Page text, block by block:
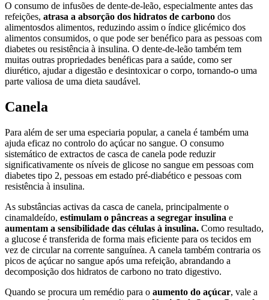
O consumo de infusões de dente-de-leão, especialmente antes das
refeições, atrasa a absorção dos hidratos de carbono dos
alimentosdos alimentos, reduzindo assim o índice glicémico dos
alimentos consumidos, o que pode ser benéfico para as pessoas com
diabetes ou resistência à insulina. O dente-de-leão também tem
muitas outras propriedades benéficas para a saúde, como ser
diurético, ajudar a digestão e desintoxicar o corpo, tornando-o uma
parte valiosa de uma dieta saudável.
Canela
Para além de ser uma especiaria popular, a canela é também uma
ajuda eficaz no controlo do açúcar no sangue. O consumo
sistemático de extractos de casca de canela pode reduzir
significativamente os níveis de glicose no sangue em pessoas com
diabetes tipo 2, pessoas em estado pré-diabético e pessoas com
resistência à insulina.
As substâncias activas da casca de canela, principalmente o
cinamaldeído, estimulam o pâncreas a segregar insulina e
aumentam a sensibilidade das células à insulina. Como resultado,
a glucose é transferida de forma mais eficiente para os tecidos em
vez de circular na corrente sanguínea. A canela também contraria os
picos de açúcar no sangue após uma refeição, abrandando a
decomposição dos hidratos de carbono no trato digestivo.
Quando se procura um remédio para o aumento do açúcar, vale a